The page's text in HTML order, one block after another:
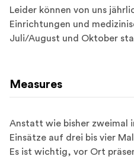
Leider können von uns
Einrichtungen und
Juli/August und Oktober
Measures
Anstatt wie bisher zweimal
Einsätze auf drei bis vier
Es ist wichtig, vor Ort